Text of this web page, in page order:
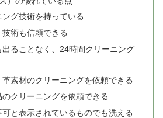
グ技術を持っている
技術も信頼できる
出ることなく、24時間クリーニング
素材のクリーニングを依頼できる
クリーニングを依頼できる
と表示されているものでも洗える